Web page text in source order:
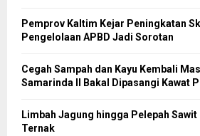
Pemprov Kaltim Kejar Peningkatan
Pengelolaan APBD Jadi Sorotan
Cegah Sampah dan Kayu Kembali
Samarinda II Bakal Dipasangi Kawat
Limbah Jagung hingga Pelepah
Ternak